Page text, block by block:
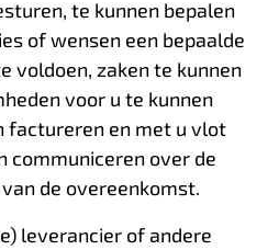
te kunnen bepalen
of wensen een bepaalde
voldoen, zaken te kunnen
voor u te kunnen
factureren en met u vlot
communiceren over de
de overeenkomst.
leverancier of andere